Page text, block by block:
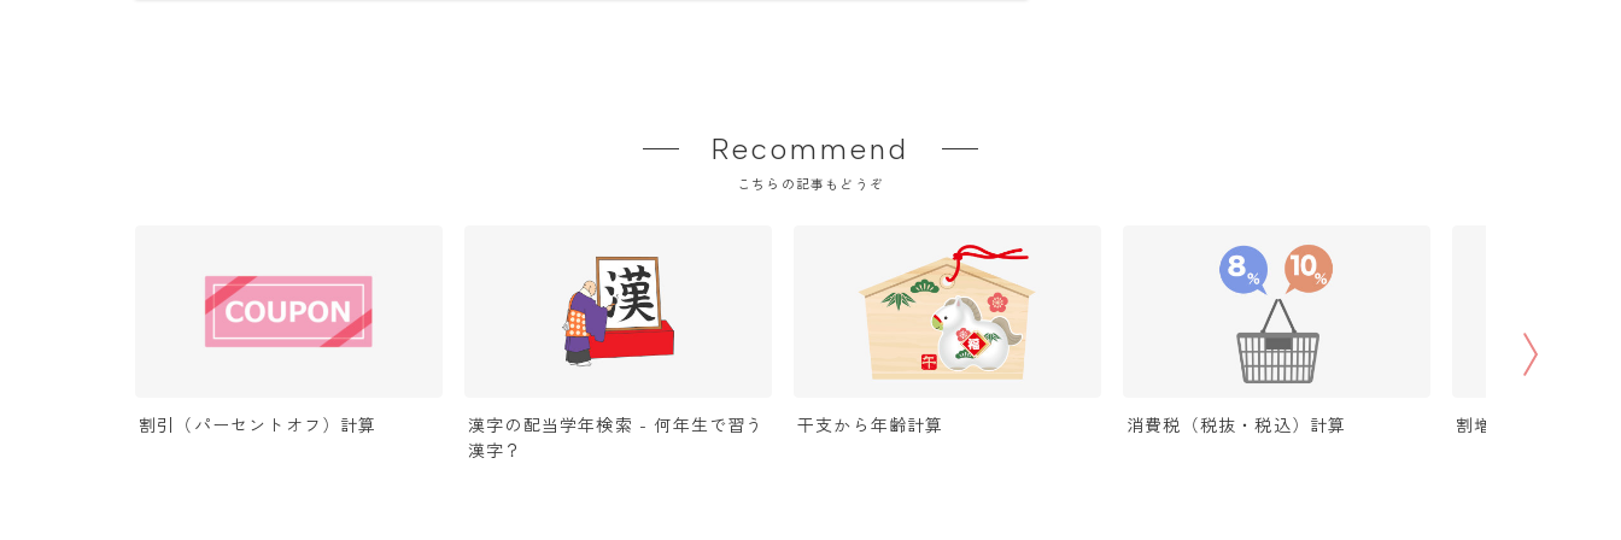
Recommend
こちらの記事もどうぞ
割引（パーセントオフ）計算
漢字の配当学年検索 - 何年生で習う
漢字？
干支から年齢計算 消費税（税抜・税込）計算 割増（パーセント